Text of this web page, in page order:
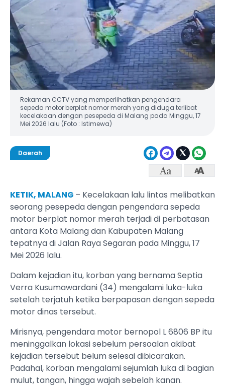
Rekaman CCTV yang memperlihatkan pengendara
sepeda motor berplat nomor merah yang diduga terlibat
kecelakaan dengan pesepeda di Malang pada Minggu, 17
Mei 2026 lalu (Foto : Istimewa)
Daerah
KETIK, MALANG – Kecelakaan lalu lintas melibatkan
seorang pesepeda dengan pengendara sepeda
motor berplat nomor merah terjadi di perbatasan
antara Kota Malang dan Kabupaten Malang
tepatnya di Jalan Raya Segaran pada Minggu, 17
Mei 2026 lalu.
Dalam kejadian itu, korban yang bernama Septia
Verra Kusumawardani (34) mengalami luka-luka
setelah terjatuh ketika berpapasan dengan sepeda
motor dinas tersebut.
Mirisnya, pengendara motor bernopol L 6806 BP itu
meninggalkan lokasi sebelum persoalan akibat
kejadian tersebut belum selesai dibicarakan.
Padahal, korban mengalami sejumlah luka di bagian
mulut, tangan, hingga wajah sebelah kanan.